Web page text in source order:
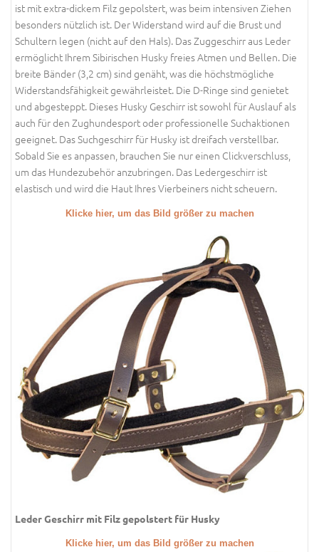
ist mit extra-dickem Filz gepolstert, was beim intensiven Ziehen
besonders nützlich ist. Der Widerstand wird auf die Brust und
Schultern legen (nicht auf den Hals). Das Zuggeschirr aus Leder
ermöglicht Ihrem Sibirischen Husky freies Atmen und Bellen. Die
breite Bänder (3,2 cm) sind genäht, was die höchstmögliche
Widerstandsfähigkeit gewährleistet. Die D-Ringe sind genietet
und abgesteppt. Dieses Husky Geschirr ist sowohl für Auslauf als
auch für den Zughundesport oder professionelle Suchaktionen
geeignet. Das Suchgeschirr für Husky ist dreifach verstellbar.
Sobald Sie es anpassen, brauchen Sie nur einen Clickverschluss,
um das Hundezubehör anzubringen. Das Ledergeschirr ist
elastisch und wird die Haut Ihres Vierbeiners nicht scheuern.
Klicke hier, um das Bild größer zu machen
Leder Geschirr mit Filz gepolstert für Husky
Klicke hier, um das Bild größer zu machen